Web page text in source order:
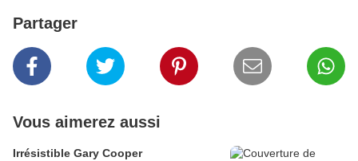
Partager
Vous aimerez aussi
Irrésistible Gary Cooper